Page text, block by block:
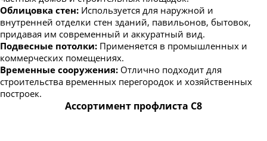
Облицовка стен: Используется для наружной и
внутренней отделки стен зданий, павильонов, бытовок,
придавая им современный и аккуратный вид.
Подвесные потолки: Применяется в промышленных и
коммерческих помещениях.
Временные сооружения: Отлично подходит для
строительства временных перегородок и хозяйственных
построек.
Ассортимент профлиста С8